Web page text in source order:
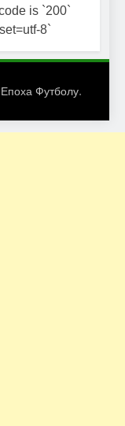
is `200`
8`
Епоха Футболу.